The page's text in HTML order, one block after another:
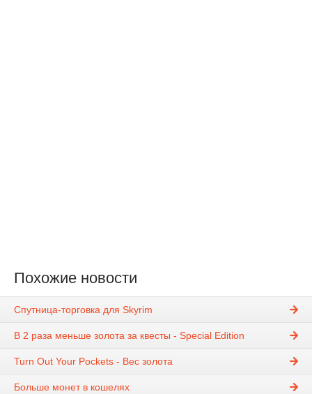
Похожие новости
Спутница-торговка для Skyrim
В 2 раза меньше золота за квесты - Special Edition
Turn Out Your Pockets - Вес золота
Больше монет в кошелях